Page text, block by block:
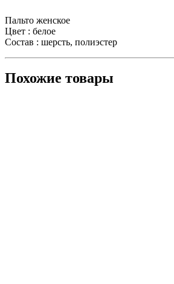
Пальто женское
Цвет : белое
Состав : шерсть, полиэстер
Похожие товары